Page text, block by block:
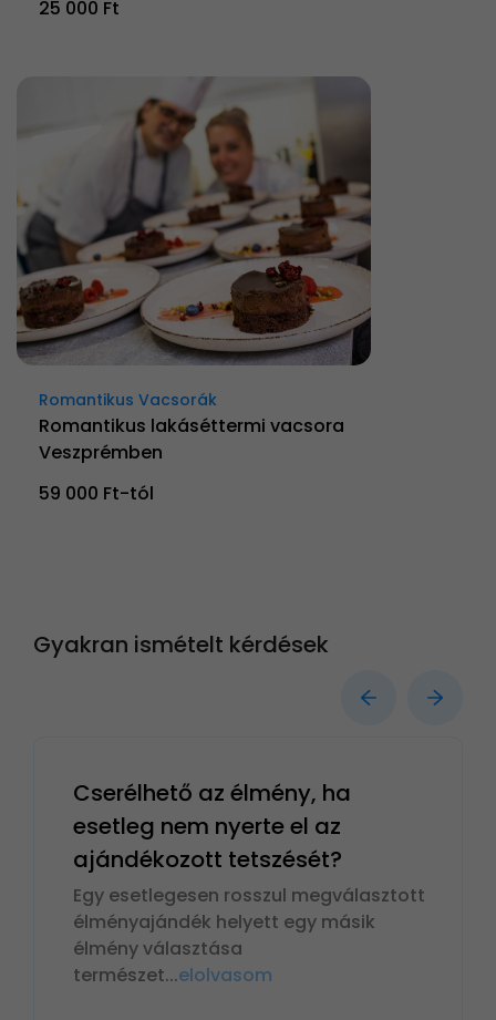
25 000 Ft
Romantikus Vacsorák
Romantikus lakáséttermi vacsora
Veszprémben
59 000 Ft-tól
Gyakran ismételt kérdések
Cserélhető az élmény, ha
esetleg nem nyerte el az
ajándékozott tetszését?
Egy esetlegesen rosszul megválasztott
élményajándék helyett egy másik
élmény választása
természet...elolvasom